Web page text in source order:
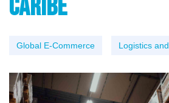
Caribe
Global E-Commerce Logistics